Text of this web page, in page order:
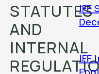
STATUTES
AND
INTERNAL
IFF
IFF